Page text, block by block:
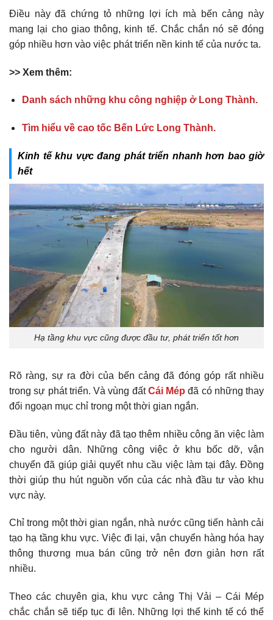
Điều này đã chứng tỏ những lợi ích mà bến cảng này
mang lại cho giao thông, kinh tế. Chắc chắn nó sẽ đóng
góp nhiều hơn vào việc phát triển nền kinh tế của nước ta.
>> Xem thêm:
Danh sách những khu công nghiệp ở Long Thành.
Tìm hiểu về cao tốc Bến Lức Long Thành.
Kinh tế khu vực đang phát triển nhanh hơn bao giờ
hết
Hạ tầng khu vực cũng được đầu tư, phát triển tốt hơn
Rõ ràng, sự ra đời của bến cảng đã đóng góp rất nhiều
trong sự phát triển. Và vùng đấtCái Mép đã có những thay
đổi ngoạn mục chỉ trong một thời gian ngắn.
Đầu tiên, vùng đất này đã tạo thêm nhiều công ăn việc làm
cho người dân. Những công việc ở khu bốc dỡ, vận
chuyển đã giúp giải quyết nhu cầu việc làm tại đây. Đồng
thời giúp thu hút nguồn vốn của các nhà đầu tư vào khu
vực này.
Chỉ trong một thời gian ngắn, nhà nước cũng tiến hành cải
tạo hạ tầng khu vực. Việc đi lại, vận chuyển hàng hóa hay
thông thương mua bán cũng trở nên đơn giản hơn rất
nhiều.
Theo các chuyên gia, khu vực cảng Thị Vải – Cái Mép
chắc chắn sẽ tiếp tục đi lên. Những lợi thế kinh tế có thể